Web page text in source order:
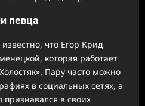
певца
что Егор Крид
которая работает
Пару часто можно
в социальных сетях, а
признавался в своих